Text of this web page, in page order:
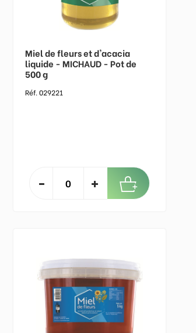
Miel de fleurs et d'acacia
liquide - MICHAUD - Pot de
500 g
Réf. 029221